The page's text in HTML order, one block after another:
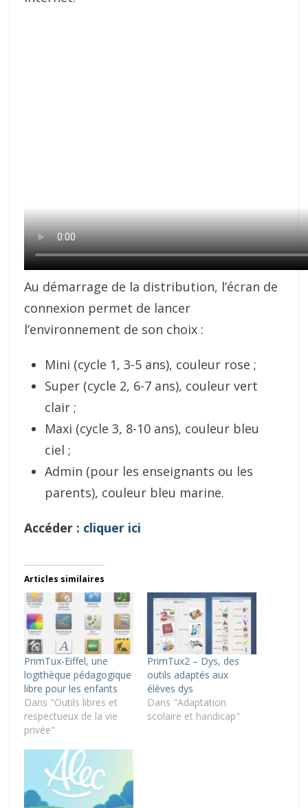
Au démarrage de la distribution, l’écran de
connexion permet de lancer
l’environnement de son choix :
Mini (cycle 1, 3-5 ans), couleur rose ;
Super (cycle 2, 6-7 ans), couleur vert
clair ;
Maxi (cycle 3, 8-10 ans), couleur bleu
ciel ;
Admin (pour les enseignants ou les
parents), couleur bleu marine.
Accéder : cliquer ici
Articles similaires
PrimTux-Eiffel, une
logithèque pédagogique
libre pour les enfants
Dans "Outils libres et
respectueux de la vie
privée"
PrimTux2 – Dys, des
outils adaptés aux
élèves dys
Dans "Adaptation
scolaire et handicap"